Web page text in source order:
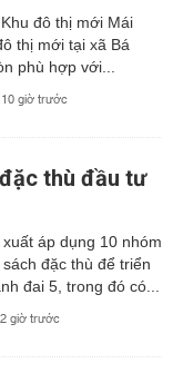
đô thị mới Mái
thị mới tại xã Bá
phù hợp với...
10 giờ trước
thù đầu tư
áp dụng 10 nhóm
đặc thù để triển
đai 5, trong đó có...
2 giờ trước